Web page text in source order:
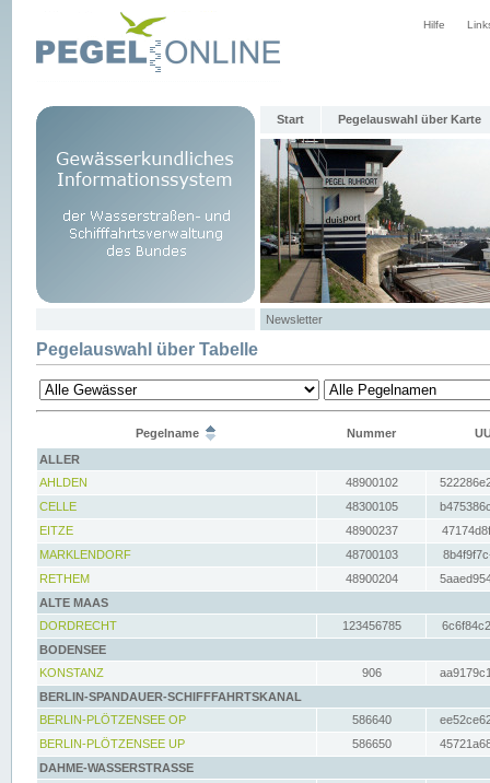
Hilfe
Start Pegelauswahl über Karte
Newsletter
Pegelauswahl über Tabelle
Pegelname Nummer
ALLER
AHLDEN
48900102
CELLE
48300105
EITZE
48900237
MARKLENDORF
48700103
RETHEM
48900204
ALTE MAAS
DORDRECHT
123456785
BODENSEE
KONSTANZ
906
BERLIN-SPANDAUER-SCHIFFFAHRTSKANAL
BERLIN-PLÖTZENSEE OP
586640
BERLIN-PLÖTZENSEE UP
586650
DAHME-WASSERSTRASSE